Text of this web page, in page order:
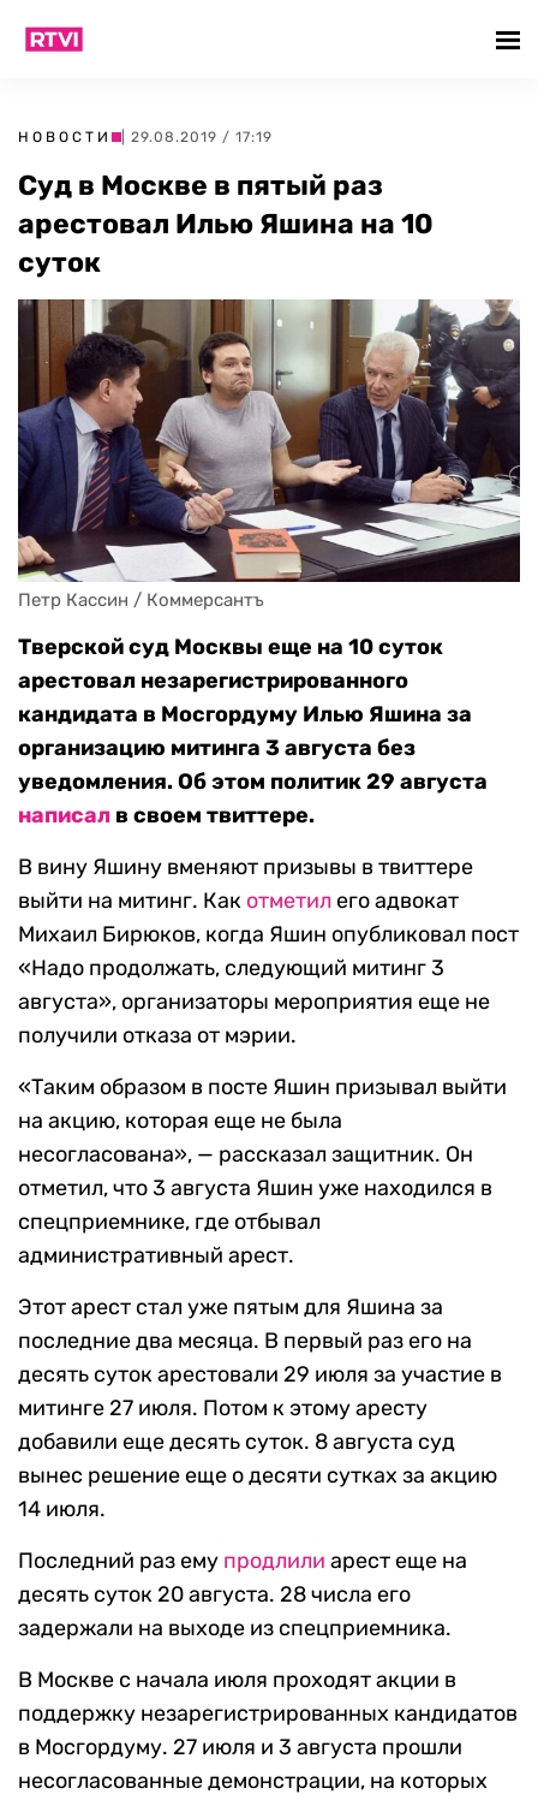
НОВОСТИ | 29.08.2019 / 17:19
Суд в Москве в пятый раз
арестовал Илью Яшина на 10
суток
Петр Кассин / Коммерсантъ
Тверской суд Москвы еще на 10 суток
арестовал незарегистрированного
кандидата в Мосгордуму Илью Яшина за
организацию митинга 3 августа без
уведомления. Об этом политик 29 августа
написал в своем твиттере.
В вину Яшину вменяют призывы в твиттере
выйти на митинг. Как отметил его адвокат
Михаил Бирюков, когда Яшин опубликовал пост
«Надо продолжать, следующий митинг 3
августа», организаторы мероприятия еще не
получили отказа от мэрии.
«Таким образом в посте Яшин призывал выйти
на акцию, которая еще не была
несогласована», — рассказал защитник. Он
отметил, что 3 августа Яшин уже находился в
спецприемнике, где отбывал
административный арест.
Этот арест стал уже пятым для Яшина за
последние два месяца. В первый раз его на
десять суток арестовали 29 июля за участие в
митинге 27 июля. Потом к этому аресту
добавили еще десять суток. 8 августа суд
вынес решение еще о десяти сутках за акцию
14 июля.
Последний раз ему продлили арест еще на
десять суток 20 августа. 28 числа его
задержали на выходе из спецприемника.
В Москве с начала июля проходят акции в
поддержку незарегистрированных кандидатов
в Мосгордуму. 27 июля и 3 августа прошли
несогласованные демонстрации, на которых